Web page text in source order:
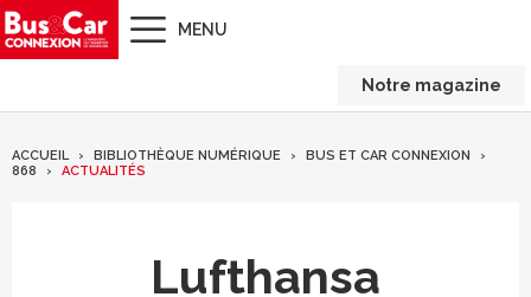
MENU
Notre magazine
ACCUEIL BIBLIOTHÈQUE NUMÉRIQUE
BUS ET CAR CONNEXION
868
ACTUALITÉS
Lufthansa